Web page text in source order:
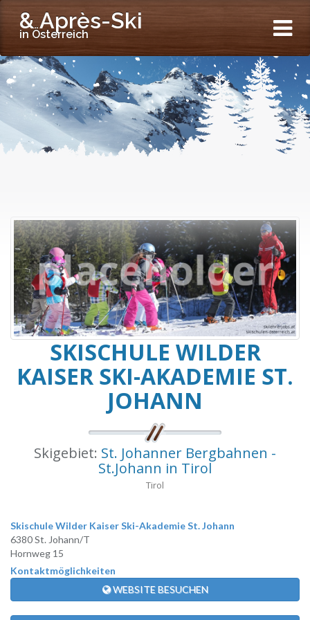
& Après-Ski
in Österreich
SKISCHULE WILDER
KAISER SKI-AKADEMIE ST.
JOHANN
Skigebiet: St. Johanner Bergbahnen -
St.Johann in Tirol
Tirol
Skischule Wilder Kaiser Ski-Akademie St. Johann
6380 St. Johann/T
Hornweg 15
Kontaktmöglichkeiten
WEBSITE BESUCHEN